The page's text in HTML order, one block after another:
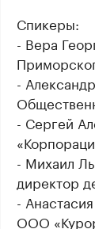
Спикеры:
- Вера
-
- Сергей
- Михаил
директор
-
ООО